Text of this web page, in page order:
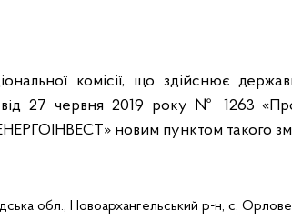
комісії, що здійснює
27 червня 2019 року № 1263 «Про
новим пунктом такого
обл., Новоархангельський р-н, с.